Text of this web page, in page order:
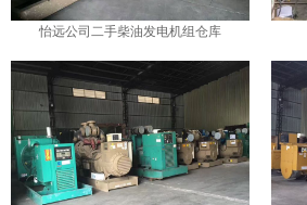
怡远公司二手柴油发电机组仓库